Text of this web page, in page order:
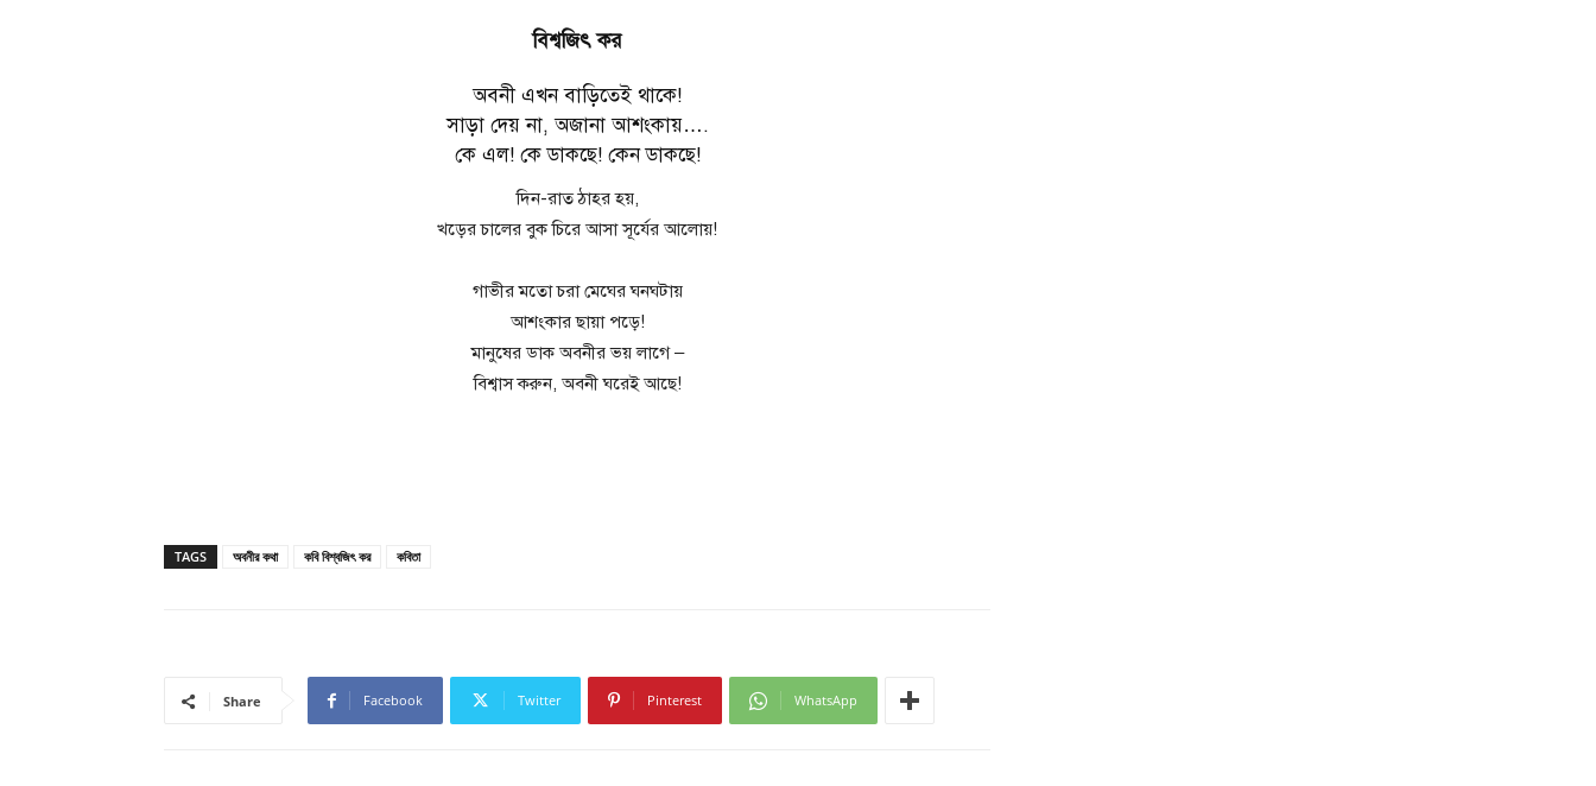
বিশ্বজিৎ কর
অবনী এখন বাড়িতেই থাকে!
সাড়া দেয় না, অজানা আশংকায়….
কে এল! কে ডাকছে! কেন ডাকছে!
দিন-রাত ঠাহর হয়,
খড়ের চালের বুক চিরে আসা সূর্যের আলোয়!
গাভীর মতো চরা মেঘের ঘনঘটায়
আশংকার ছায়া পড়ে!
মানুষের ডাক অবনীর ভয় লাগে –
বিশ্বাস করুন, অবনী ঘরেই আছে!
TAGS অবনীর কথা কবি বিশ্বজিৎ কর কবিতা
Share Facebook Twitter Pinterest WhatsApp